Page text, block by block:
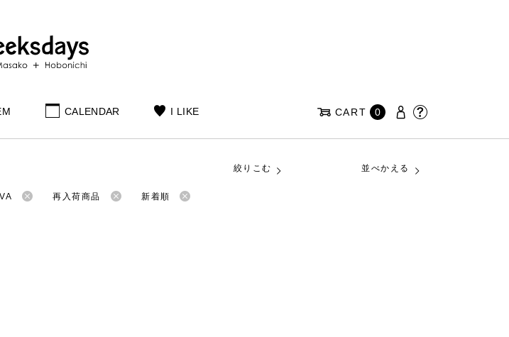
CALENDAR I LIKE CART 0
絞りこむ 並べかえる
再入荷商品 新着順